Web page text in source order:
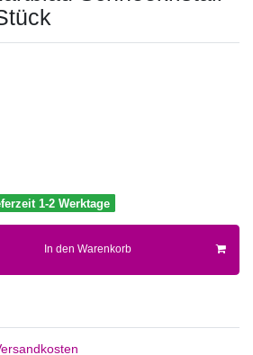
1-2 Werktage
In den Warenkorb